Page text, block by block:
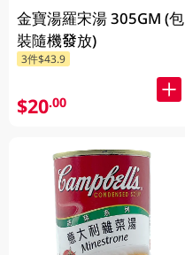
金寶湯羅宋湯 305GM (包
裝隨機發放)
3件$43.9
$20.00